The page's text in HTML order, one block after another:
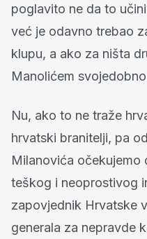
poglavito ne da to
već je odavno trebao
klupu, a ako za ništa
Manolićem
Nu, ako to ne traže
hrvatski branitelji, pa
Milanovića očekujemo
teškog i neoprostivog
zapovjednik Hrvatske
generala za nepravde